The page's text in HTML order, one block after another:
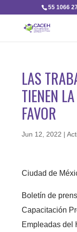
55 1066
LAS
TIENEN
FAVOR
Jun 12, 2022 |
Ciudad de
Boletín de
Capacitación
Empleadas del